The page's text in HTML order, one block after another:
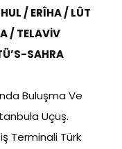
/ ERÎHA / LÛT
/ TELAVİV
SAHRA
Buluşma Ve
Uçuş.
Terminali Türk